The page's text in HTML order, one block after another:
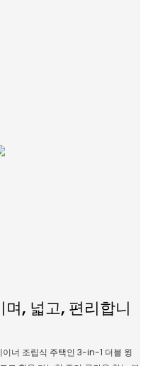
, 넓고, 편리합니
너 조립식 주택인 3-in-1 더블 윙